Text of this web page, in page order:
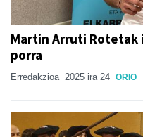
Martin Arruti Rotetak
porra
Erredakzioa 2025 ira 24 ORIO